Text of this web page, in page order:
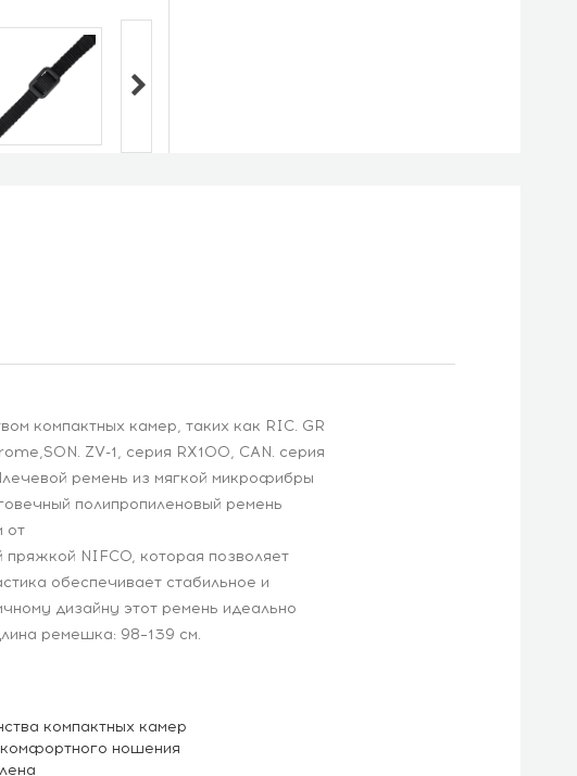
компактных камер, таких как RIC. GR
ZV-1, серия RX100, CAN. серия
ремень из мягкой микрофибры
полипропиленовый ремень
от
NIFCO, которая позволяет
обеспечивает стабильное и
дизайну этот ремень идеально
ремешка: 98–139 см.
компактных камер
ношения